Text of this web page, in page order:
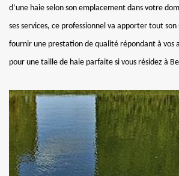
d’une haie selon son emplacement dans votre
ses services, ce professionnel va apporter tout
fournir une prestation de qualité répondant à vos
pour une taille de haie parfaite si vous résidez à